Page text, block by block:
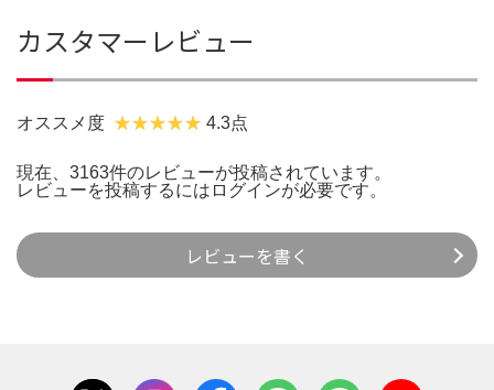
カスタマーレビュー
オススメ度 4.3点
現在、3163件のレビューが投稿されています。
レビューを投稿するには ログインが必要です。
レビューを書く